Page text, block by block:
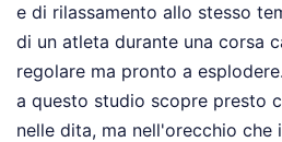
e di rilassamento allo stesso
di un atleta durante una corsa
regolare ma pronto a
a questo studio scopre presto
nelle dita, ma nell'orecchio che